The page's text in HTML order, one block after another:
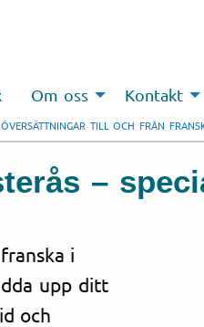
Om oss Kontakt
TILL OCH FRÅN
–
i
upp ditt
och